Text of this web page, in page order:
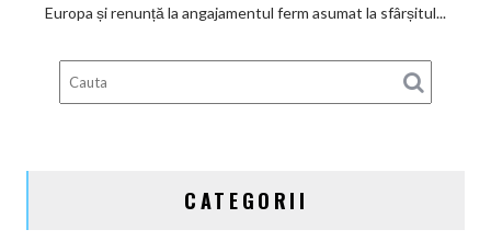
a
electric
până
Europa și renunță la angajamentul ferm asumat la sfârșitul...
CATEGORII